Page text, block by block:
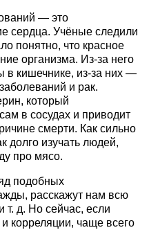
— это
сердца. Учёные следили
понятно, что красное
организма. Из-за него
в кишечнике, из-за них —
и рак.
который
в сосудах и приводит
смерти. Как сильно
долго изучать людей,
про мясо.
подобных
расскажут нам всю
и т. д. Но сейчас, если
корреляции, чаще всего